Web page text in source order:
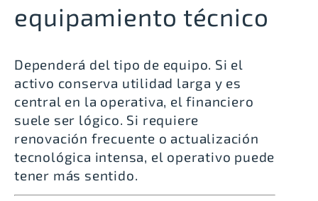
equipamiento técnico
Dependerá del tipo de equipo. Si el
activo conserva utilidad larga y es
central en la operativa, el financiero
suele ser lógico. Si requiere
renovación frecuente o actualización
tecnológica intensa, el operativo puede
tener más sentido.